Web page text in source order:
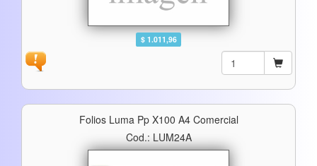
$ 1.011,96
Folios Luma Pp X100 A4 Comercial
Cod.: LUM24A